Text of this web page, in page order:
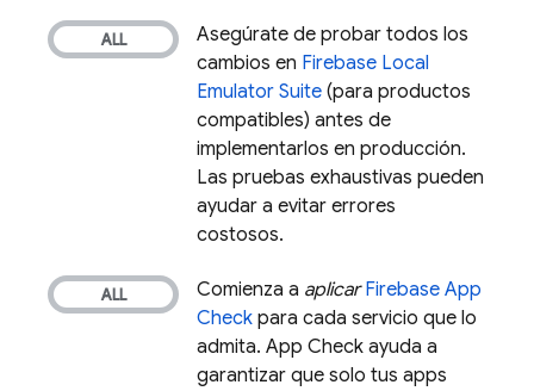
Asegúrate de probar todos los
cambios en Firebase Local
Emulator Suite (para productos
compatibles) antes de
implementarlos en producción.
Las pruebas exhaustivas pueden
ayudar a evitar errores
costosos.
Comienza a aplicar Firebase App
Check para cada servicio que lo
admita. App Check ayuda a
garantizar que solo tus apps